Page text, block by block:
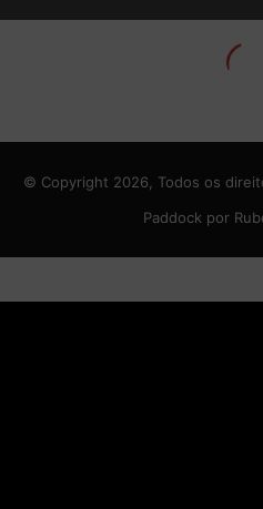
© Copyright 2026, Todos os
Paddock por